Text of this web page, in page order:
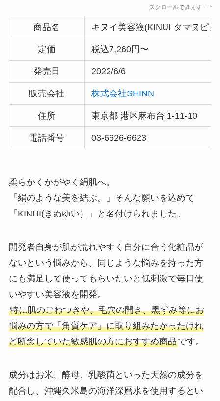
には売ってない？
冷凍ペットボトルはどこに売ってる？ドンキやセ
マックカードはどこで買える？Amazonや金券ショ
ップに売ってる！
スクロールできます
商品名 キヌイ美容液(KINUI タマヌピ
定価 税込7,260円〜
発売日 2022/6/6
販売会社 株式会社SHINN
住所 東京都 港区麻布台 1-11-10
電話番号 03-6626-6623
柔らかくかがやく絹肌へ。
「絹のような美を結ぶ。」そんな願いを込めて
「KINUI(きぬゆい）」と名付けられました。
開発者自身が肌が荒れやすく自分に合う化粧品が
ないという悩みから、同じような悩みを持った方
にも満足して使ってもらいたいと低刺激で毎日使
いやすい美容液を開発。
特に肌のごわつきや、毛穴の開き、黒ずみ等にお
悩みの方で「角質ケア」に取り組みたかったけれ
ど断念していた敏感肌の方におすすめ商品です。
成分はお米、酵母、乳酸菌といった天然の成分を
配合し、沖縄久米島の海洋深層水を使用するとい